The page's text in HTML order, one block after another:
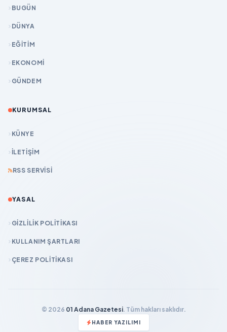
BUGÜN
DÜNYA
EĞİTİM
EKONOMİ
GÜNDEM
KURUMSAL
KÜNYE
İLETIŞIM
RSS SERVISI
YASAL
GIZLILIK POLITIKASI
KULLANIM ŞARTLARI
ÇEREZ POLITIKASI
© 2026 01 Adana Gazetesi. Tüm hakları saklıdır.
HABER YAZILIMI